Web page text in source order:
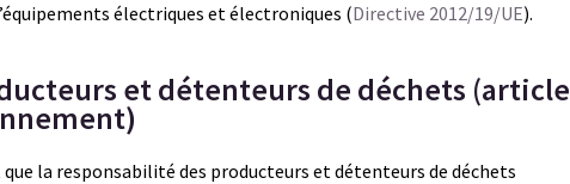
électriques et électroniques (Directive 2012/19/UE).
et détenteurs de déchets (article
la responsabilité des producteurs et détenteurs de déchets